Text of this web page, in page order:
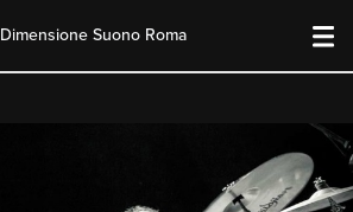
Dimensione Suono Roma